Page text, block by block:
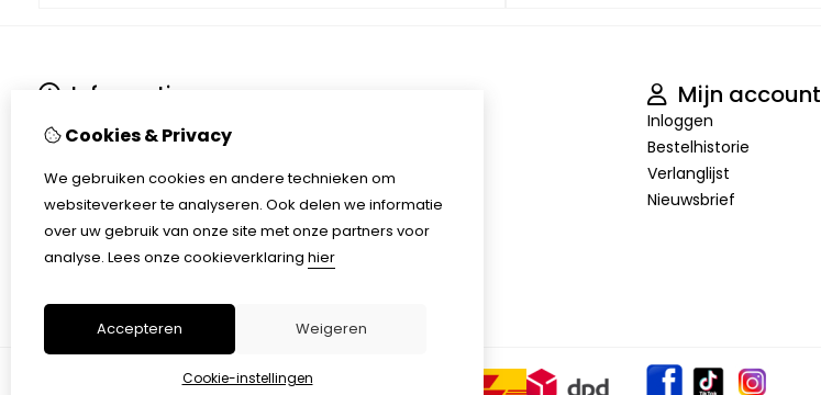
Informatie
Algemene voorwaarden
Privacybeleid
Verzending en levering
Retourprocedure
Klachtenregeling
Over ons
Mijn account
Inloggen
Bestelhistorie
Verlanglijst
Nieuwsbrief
Cookies & Privacy
We gebruiken cookies en andere technieken om
websiteverkeer te analyseren. Ook delen we informatie
over uw gebruik van onze site met onze partners voor
analyse. Lees onze cookieverklaring hier
Accepteren Weigeren
Cookie-instellingen